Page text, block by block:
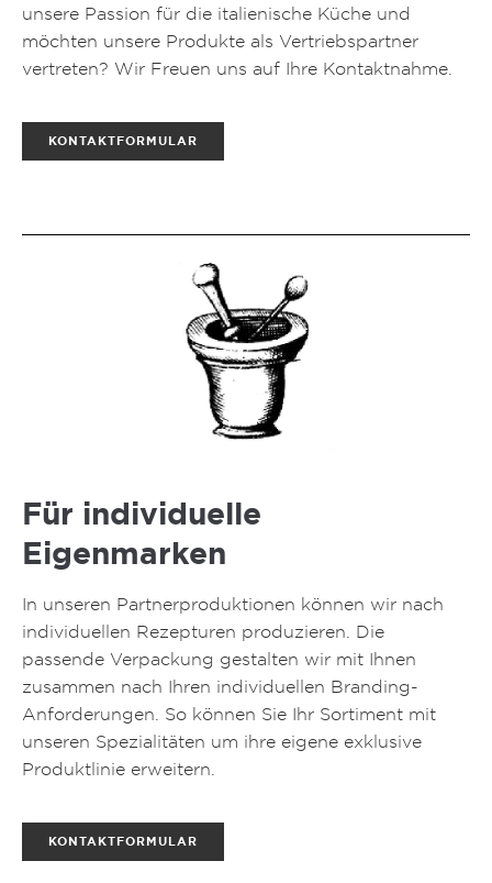
unsere Passion für die italienische Küche und
möchten unsere Produkte als Vertriebspartner
vertreten? Wir Freuen uns auf Ihre Kontaktnahme.
KONTAKTFORMULAR
Für individuelle
Eigenmarken
In unseren Partnerproduktionen können wir nach
individuellen Rezepturen produzieren. Die
passende Verpackung gestalten wir mit Ihnen
zusammen nach Ihren individuellen Branding-
Anforderungen. So können Sie Ihr Sortiment mit
unseren Spezialitäten um ihre eigene exklusive
Produktlinie erweitern.
KONTAKTFORMULAR